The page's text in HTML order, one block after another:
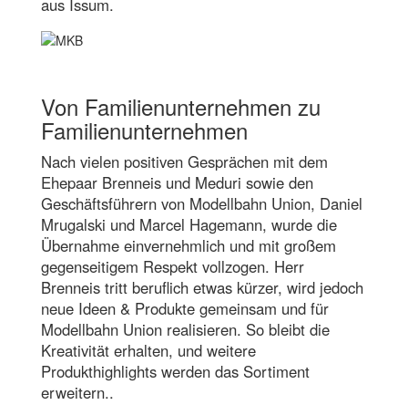
aus Issum.
Von Familienunternehmen zu
Familienunternehmen
Nach vielen positiven Gesprächen mit dem
Ehepaar Brenneis und Meduri sowie den
Geschäftsführern von Modellbahn Union, Daniel
Mrugalski und Marcel Hagemann, wurde die
Übernahme einvernehmlich und mit großem
gegenseitigem Respekt vollzogen. Herr
Brenneis tritt beruflich etwas kürzer, wird jedoch
neue Ideen & Produkte gemeinsam und für
Modellbahn Union realisieren. So bleibt die
Kreativität erhalten, und weitere
Produkthighlights werden das Sortiment
erweitern..